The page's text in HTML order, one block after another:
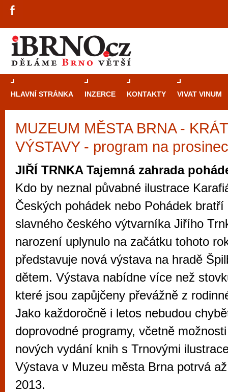
HLAVNÍ STRÁNKA INZERCE KONTAKTY VIVAT VINUM
MUZEUM MĚSTA BRNA -
VÝSTAVY - program na
JIŘÍ TRNKA Tajemná zahrada
Kdo by neznal půvabné ilustrace
Českých pohádek nebo Pohádek
slavného českého výtvarníka Jiřího
narození uplynulo na začátku tohoto
představuje nová výstava na hradě
dětem. Výstava nabídne více než
které jsou zapůjčeny převážně z
Jako každoročně i letos nebudou
doprovodné programy, včetně
nových vydání knih s Trnovými
Výstava v Muzeu města Brna potrvá
2013.
Průvodce
Brně: Od
Brno je
zajímavé
restaurace,
Mimo jiné je ale také místem, kde si
vyzkoušet různé kasinové hry. V
metropoli naleznete širokou nabídku her
po moderní automaty jak pro pravidelné
příležitostné hráče. V...